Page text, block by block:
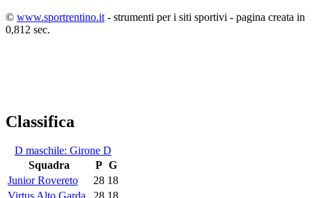
© www.sportrentino.it - strumenti per i siti sportivi - pagina creata in
0,812 sec.
Classifica
D maschile: Girone D
Squadra
P G
Junior Rovereto
28 18